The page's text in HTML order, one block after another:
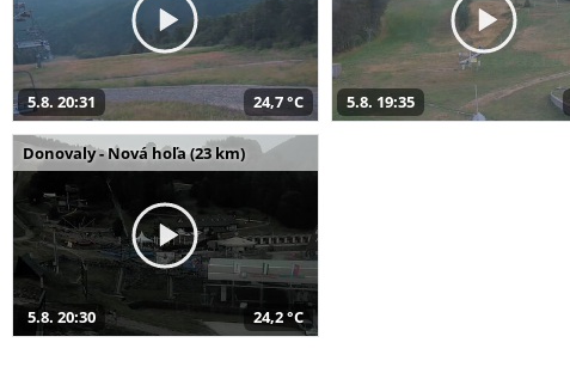
5.8. 20:31 24,7 °C 5.8. 19:35
Donovaly - Nová hoľa (23 km)
5.8. 20:30 24,2 °C